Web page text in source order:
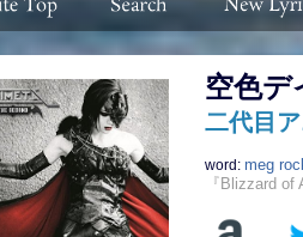
空色デ
二代目
word: meg
『Blizzard